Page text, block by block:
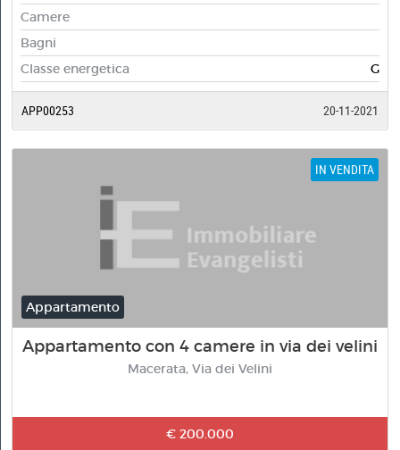
Camere
Bagni
Classe energetica
G
APP00253 20-11-2021
IN VENDITA
Appartamento
Appartamento con 4 camere in via dei velini
Macerata, Via dei Velini
€ 200.000